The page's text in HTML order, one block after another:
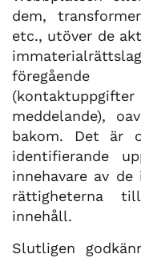
dem,
etc., utöver de
föregående
meddelande),
bakom. Det är
identifierande
innehavare av
rättigheterna
innehåll.
Slutligen